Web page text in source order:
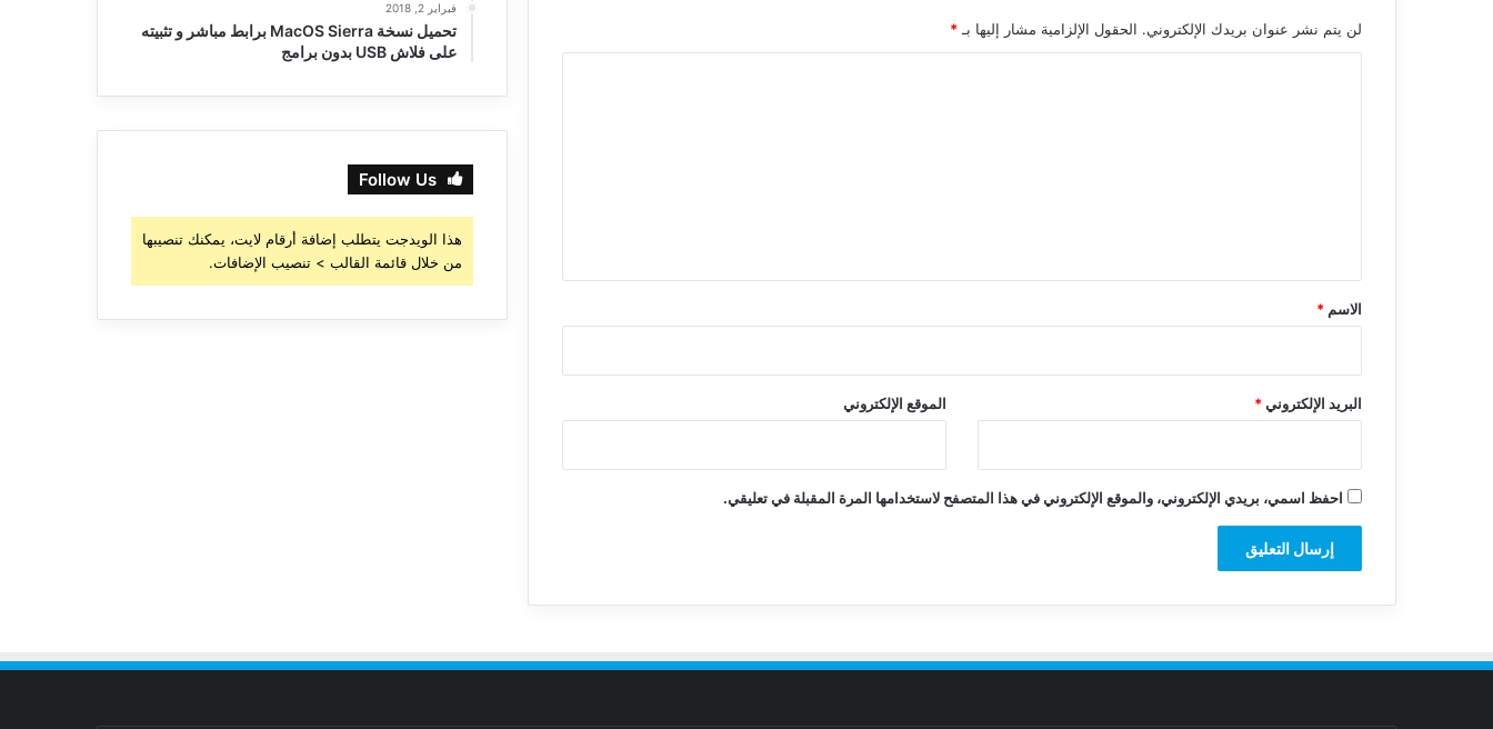
لن يتم نشر عنوان بريدك الإلكتروني. الحقول الإلزامية مشار إليها بـ *
*
الاسم *
البريد الإلكتروني* الموقع الإلكتروني
احفظ اسمي، بريدي الإلكتروني، والموقع الإلكتروني في هذا المتصفح لاستخدامها المرة المقبلة في تعليقي.
فبراير 2, 2018
تحميل نسخة MacOS Sierra برابط مباشر و تثبيته
على فلاش USB بدون برامج
Follow Us
هذا الويدجت يتطلب إضافة أرقام لايت، يمكنك تنصيبها
من خلال قائمة القالب > تنصيب الإضافات.